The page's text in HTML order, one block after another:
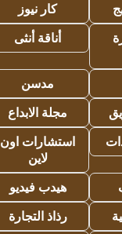
كار نيوز
أناقة أنثى
مدسن
مجلة الابداع
استشارات اون
لاين
هيدب فيديو
رذاذ التجارة